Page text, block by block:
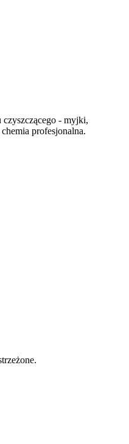
- myjki,
profesjonalna.